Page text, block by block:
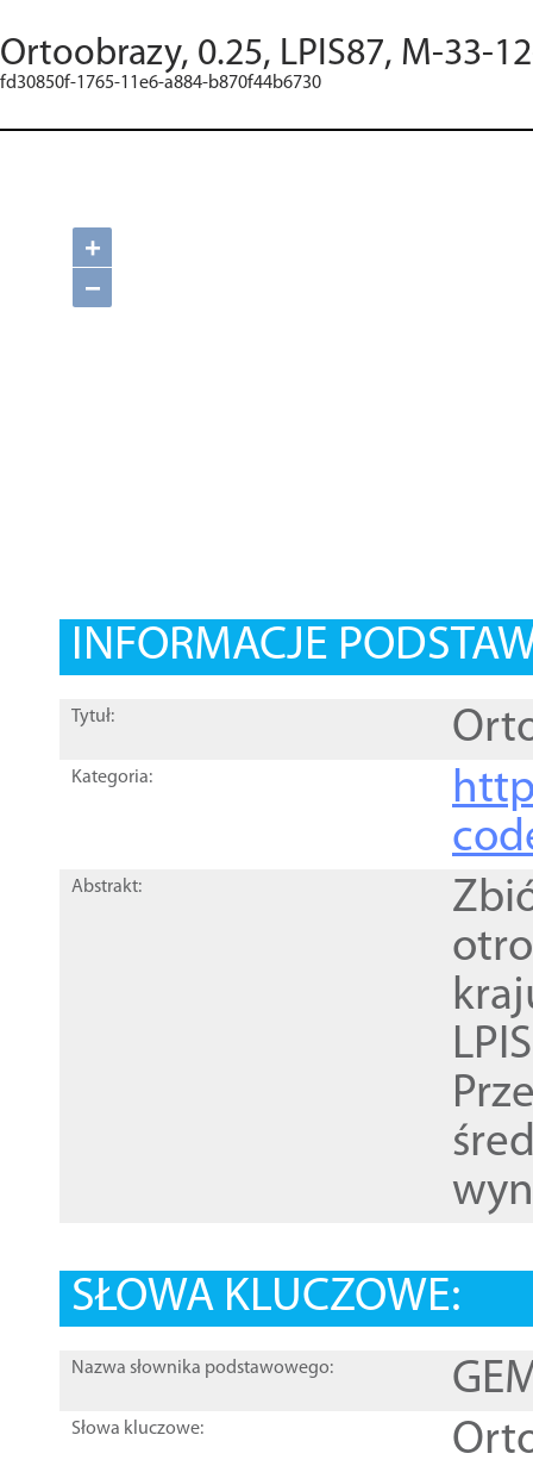
Ortoobrazy, 0.25, LPIS87, M-33-
fd30850f-1765-11e6-a884-b870f44b6730
+
−
INFORMACJE
Tytuł:
Kategoria:
Abstrakt:
SŁOWA KLUCZOWE:
Nazwa słownika podstawowego:
Słowa kluczowe: